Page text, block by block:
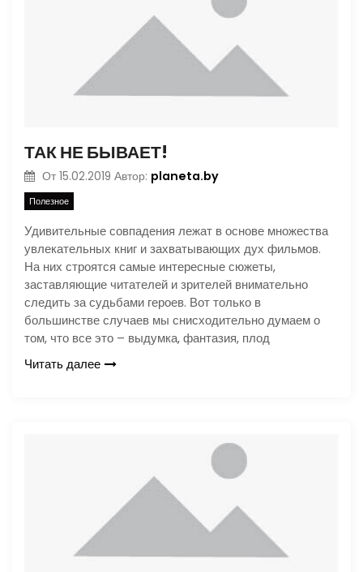
ТАК НЕ БЫВАЕТ!
От 15.02.2019 Автор: planeta.by
Полезное
Удивительные совпадения лежат в основе множества
увлекательных книг и захватывающих дух фильмов.
На них строятся самые интересные сюжеты,
заставляющие читателей и зрителей внимательно
следить за судьбами героев. Вот только в
большинстве случаев мы снисходительно думаем о
том, что все это – выдумка, фантазия, плод
Читать далее